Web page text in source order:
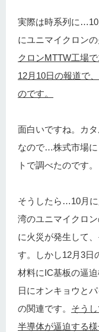
実際は時系列に…10
にユニマイクロンの
クロンMTTW工場
12月10日の報道で
のです。
面白いですね。カ
なので…株式市場に
トで調べたのです。
そうしたら…10月
湾のユニマイクロ
に火災が発生して
す。しかし12月3日
材料にIC基板の逼
日にオンキョウと
の関連です。 そう
半導体が逼迫する